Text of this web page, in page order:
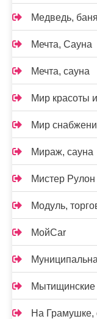
Медведь, баня
Мечта, Сауна
Мечта, сауна
Мир красоты
Мир
Мираж, сауна
Мистер Рулон
Модуль,
МойCar
Мытищинские
На Грамушке,